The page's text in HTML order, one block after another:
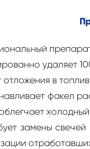
удаляет
отложения в
факел
холодный
замены